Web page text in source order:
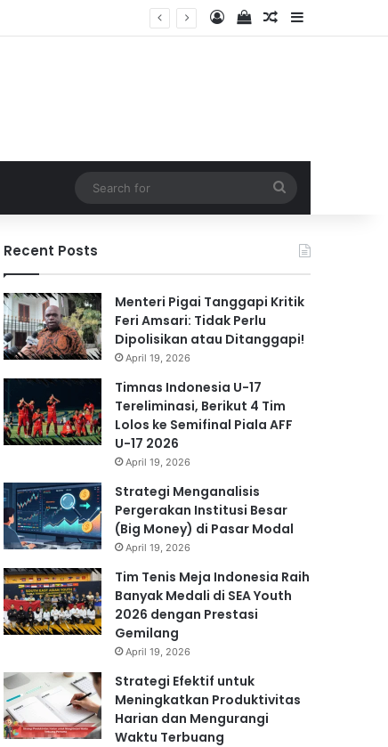
Log InView your
Random Article
Sidebar
for
Recent Posts
Menteri Pigai Tanggapi Kritik
Feri Amsari: Tidak Perlu
Dipolisikan atau Ditanggapi!
April 19, 2026
Timnas Indonesia U-17
Tereliminasi, Berikut 4 Tim
Lolos ke Semifinal Piala AFF
U-17 2026
April 19, 2026
Strategi Menganalisis
Pergerakan Institusi Besar
(Big Money) di Pasar Modal
April 19, 2026
Tim Tenis Meja Indonesia Raih
Banyak Medali di SEA Youth
2026 dengan Prestasi
Gemilang
April 19, 2026
Strategi Efektif untuk
Meningkatkan Produktivitas
Harian dan Mengurangi
Waktu Terbuang